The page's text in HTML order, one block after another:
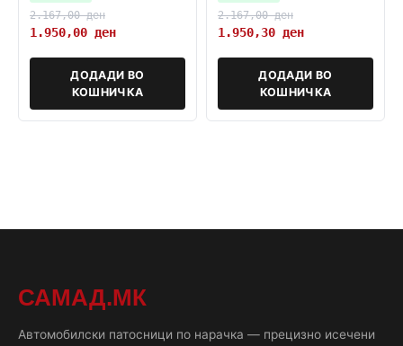
2.167,00ден
1.950,00 ден
ДОДАДИ ВО
КОШНИЧКА
2.167,00ден
1.950,30 ден
ДОДАДИ ВО
КОШНИЧКА
САМАД.МК
Автомобилски патосници по нарачка — прецизно исечени